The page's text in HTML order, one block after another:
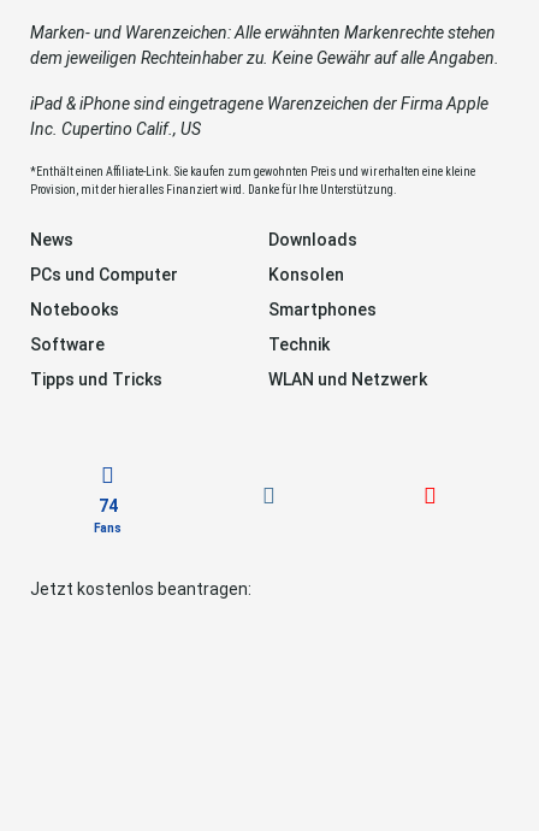
Marken- und Warenzeichen: Alle erwähnten Markenrechte stehen
dem jeweiligen Rechteinhaber zu. Keine Gewähr auf alle Angaben.
iPad & iPhone sind eingetragene Warenzeichen der Firma Apple
Inc. Cupertino Calif., US
*Enthält einen Affiliate-Link. Sie kaufen zum gewohnten Preis und wir erhalten eine kleine
Provision, mit der hier alles Finanziert wird. Danke für Ihre Unterstützung.
News
Downloads
PCs und Computer
Konsolen
Notebooks
Smartphones
Software
Technik
Tipps und Tricks
WLAN und Netzwerk
74
Fans
Jetzt kostenlos beantragen: